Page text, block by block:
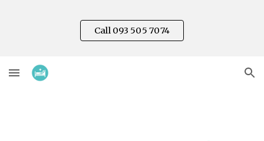
Skip to main content
Skip to navigation
Call 093 505 7074